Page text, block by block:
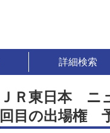
詳細検索
ＪＲ東日本 ニ
回目の出場権